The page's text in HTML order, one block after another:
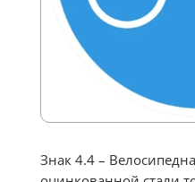
Знак 4.4 –